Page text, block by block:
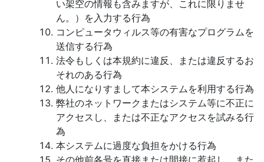
い架空の情報も含みますが、これに限りませ
ん。）を入力する行為
コンピュータウィルス等の有害なプログラムを
送信する行為
法令もしくは本規約に違反、または違反するお
それのある行為
他人になりすまして本システムを利用する行為
弊社のネットワークまたはシステム等に不正に
アクセスし、または不正なアクセスを試みる行
為
本システムに過度な負担をかける行為
その他前各号を直接または間接に惹起し、また